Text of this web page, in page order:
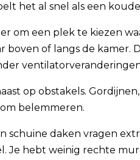
het al snel als een
om een plek te kiezen
boven of langs de kamer.
op obstakels.
belemmeren.
schuine daken vragen
Je hebt weinig rechte